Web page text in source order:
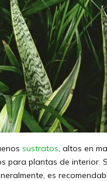
sustratos, altos en
para plantas de interior.
es